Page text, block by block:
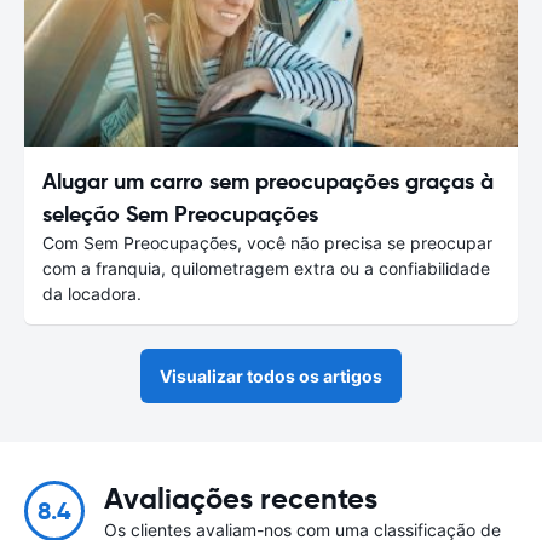
Alugar um carro sem preocupações graças à
seleção Sem Preocupações
Com Sem Preocupações, você não precisa se preocupar
com a franquia, quilometragem extra ou a confiabilidade
da locadora.
Visualizar todos os artigos
8.4 Avaliações recentes
Os clientes avaliam-nos com uma classificação de